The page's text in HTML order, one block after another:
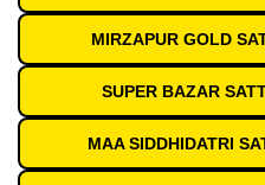
MIRZAPUR GOLD
SUPER BAZAR
MAA SIDDHIDATRI